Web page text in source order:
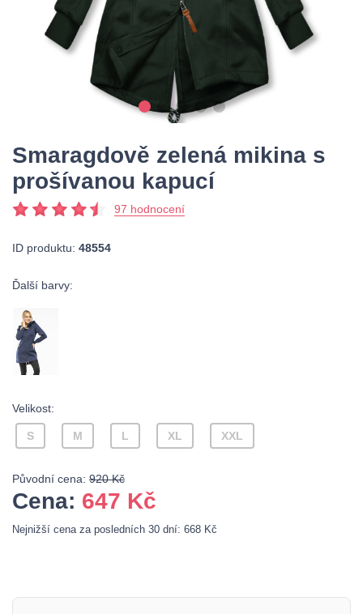
Smaragdově zelená mikina s
prošívanou kapucí
97 hodnocení
ID produktu: 48554
Ďalší barvy:
Velikost:
S M L XL XXL
Původní cena: 920 Kč
Cena: 647 Kč
Nejnižší cena za posledních 30 dní: 668 Kč